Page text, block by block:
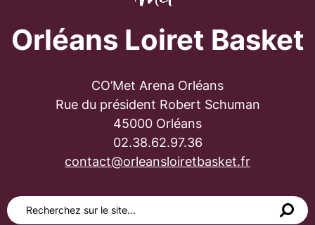
Orléans Loiret Basket
CO’Met Arena Orléans
Rue du président Robert Schuman
45000 Orléans
02.38.62.97.36
contact@orleansloiretbasket.fr